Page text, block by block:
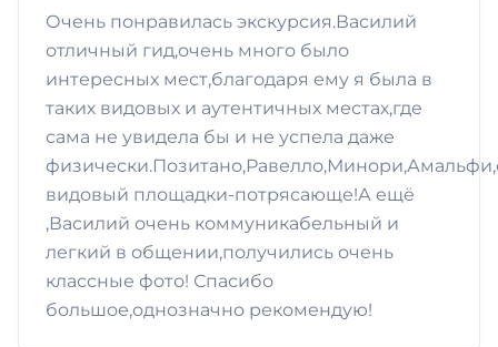
Очень понравилась экскурсия.Василий
отличный гид,очень много было
интересных мест,благодаря ему я была в
таких видовых и аутентичных местах,где
сама не увидела бы и не успела даже
видовый площадки-потрясающе!А ещё
,Василий очень коммуникабельный и
легкий в общении,получились очень
классные фото! Спасибо
большое,однозначно рекомендую!